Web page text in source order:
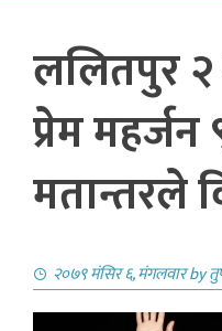
ललितपुर
प्रेम
मतान्तरले
२०७९ मंसिर ६, मंगलवारby